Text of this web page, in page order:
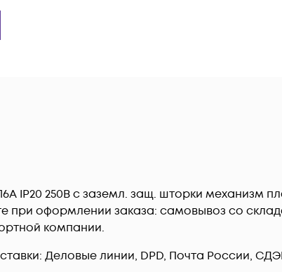
IP20 250В с заземл. защ. шторки механизм
при оформлении заказа: самовывоз со
компании.
Деловые линии, DPD, Почта России,